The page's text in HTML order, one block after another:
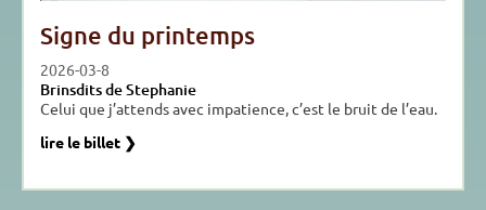
Signe du printemps
2026-03-8
Brinsdits de Stephanie
Celui que j’attends avec impatience, c’est le bruit de l’eau.
lire le billet ❯